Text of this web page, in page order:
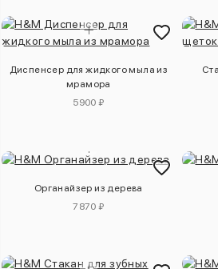
Диспенсер для жидкого мыла из
мрамора
5900 ₽
Органайзер из дерева
7870 ₽